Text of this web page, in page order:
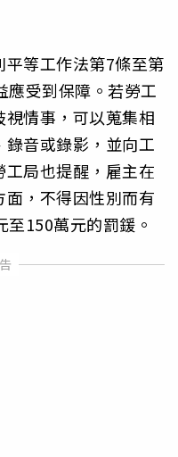
等工作法第7條至第
應受到保障。若勞工
情事，可以蒐集相
音或錄影，並向工
局也提醒，雇主在
，不得因性別而有
150萬元的罰鍰。